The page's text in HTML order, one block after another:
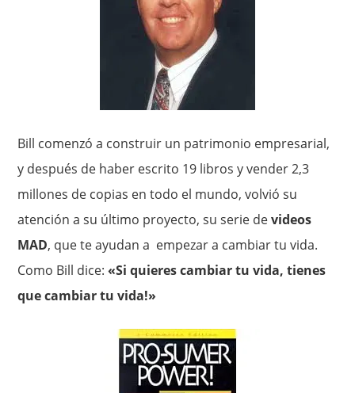
Bill comenzó a construir un patrimonio empresarial,
y después de haber escrito 19 libros y vender 2,3
millones de copias en todo el mundo, volvió su
atención a su último proyecto, su serie devideos
MAD, que te ayudan a empezar a cambiar tu vida.
Como Bill dice:«Si quieres cambiar tu vida, tienes
que cambiar tu vida!»